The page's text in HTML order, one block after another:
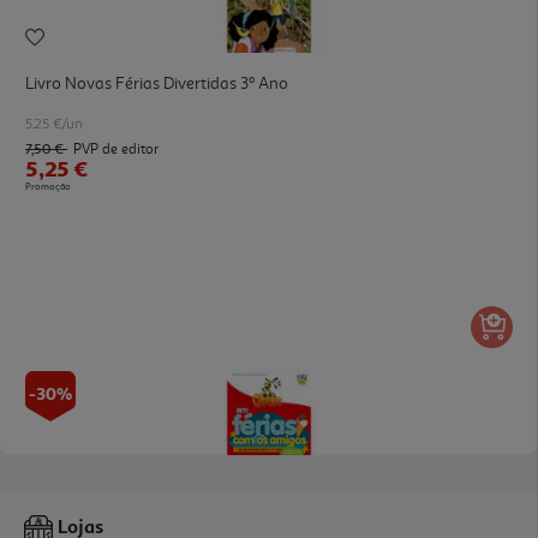
Livro Novas Férias Divertidas 3º Ano
5.25 €/un
7,50 € PVP de editor
5,25 €
Promoção
-30%
Livro Oliver Em Férias Com Os Amigos
Lojas